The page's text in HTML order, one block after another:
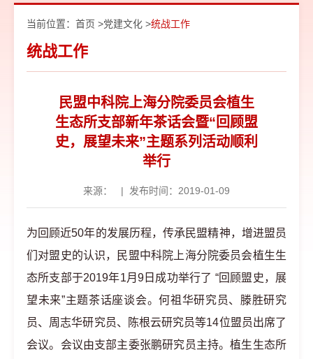
当前位置： 首页 >党建文化 >统战工作
统战工作
民盟中科院上海分院委员会植生
生态所支部新年茶话会暨“回顾盟
史，展望未来”主题系列活动顺利
举行
来源： | 发布时间：2019-01-09
为回顾近50年的发展历程，传承民盟精神，增进盟员
们对盟史的认识，民盟中科院上海分院委员会植生生
态所支部于2019年1月9日成功举行了 “回顾盟史，展
望未来”主题茶话座谈会。何祖华研究员、滕胜研究
员、周志华研究员、陈根云研究员等14位盟员出席了
会议。会议由支部主委张鹏研究员主持。植生生态所